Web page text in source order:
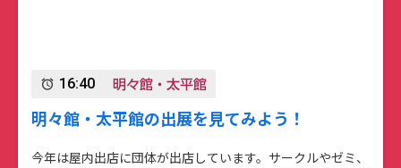
alarm 16:40 明々館・太平館
明々館・太平館の出展を見てみよう！
今年は屋内出店に団体が出店しています。サークルやゼミ、